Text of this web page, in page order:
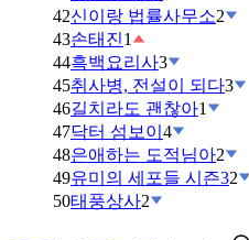
42신이랑 법률사무소2
43손태진1
44흑백요리사3
45취사병, 전설이 되다3
46길치라도 괜찮아1
47닥터 섬보이 4
48은애하는 도적님아2
49유미의 세포들 시즌32
50태풍상사2